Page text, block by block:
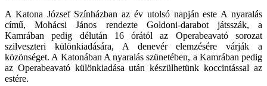
A Katona József Színházban az év utolsó napján este A nyaralás
című, Mohácsi János rendezte Goldoni-darabot játsszák, a
Kamrában pedig délután 16 órától az Operabeavató sorozat
szilveszteri különkiadására, A denevér elemzésére várják a
közönséget. A Katonában A nyaralás szünetében, a Kamrában pedig
az Operabeavató különkiadása után készülhetünk koccintással az
estére.